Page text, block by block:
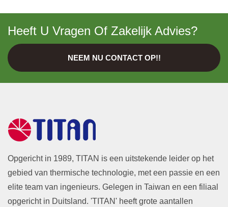
Heeft U Vragen Of Zakelijk Advies?
NEEM NU CONTACT OP!!
Opgericht in 1989, TITAN is een uitstekende leider op het
gebied van thermische technologie, met een passie en een
elite team van ingenieurs. Gelegen in Taiwan en een filiaal
opgericht in Duitsland. 'TITAN' heeft grote aantallen